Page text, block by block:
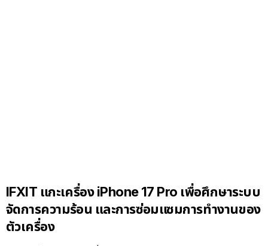
IFXIT แกะเครื่อง iPhone 17 Pro เพื่อศึกษาระบบ
จัดการความร้อน และการซ่อมแซมการทำงานของ
ตัวเครื่อง